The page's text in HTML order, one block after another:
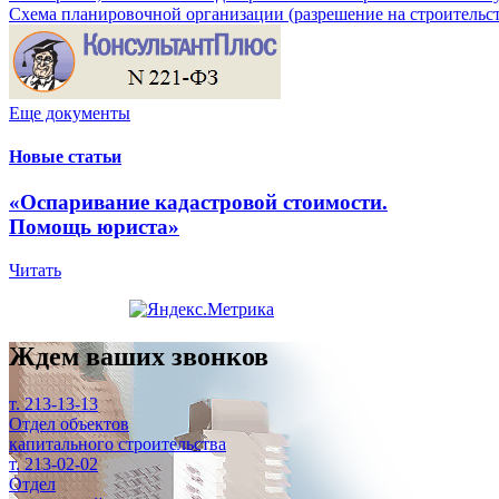
Схема планировочной организации (разрешение на
Еще документы
Новые статьи
«Оспаривание кадастровой стоимости.
Помощь юриста»
Читать
Ждем ваших звонков
т. 213-13-13
Отдел объектов
капитального строительства
т. 213-02-02
Отдел